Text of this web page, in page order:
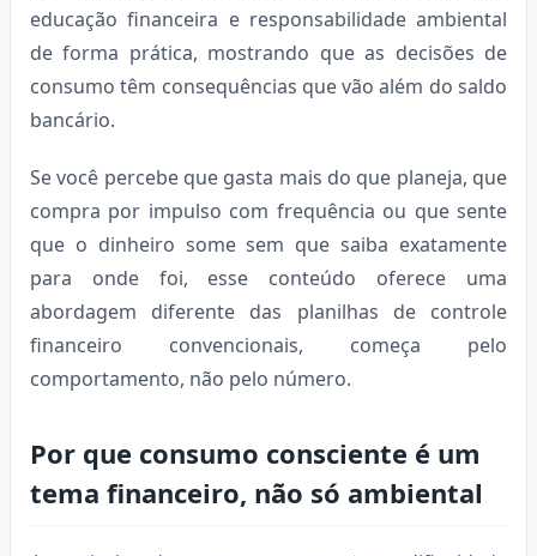
educação financeira e responsabilidade ambiental
de forma prática, mostrando que as decisões de
consumo têm consequências que vão além do saldo
bancário.
Se você percebe que gasta mais do que planeja, que
compra por impulso com frequência ou que sente
que o dinheiro some sem que saiba exatamente
para onde foi, esse conteúdo oferece uma
abordagem diferente das planilhas de controle
financeiro convencionais, começa pelo
comportamento, não pelo número.
Por que consumo consciente é um
tema financeiro, não só ambiental